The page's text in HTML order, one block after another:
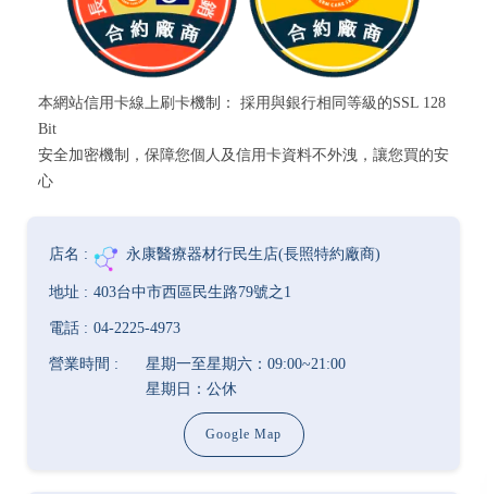
本網站信用卡線上刷卡機制： 採用與銀行相同等級的SSL 128
Bit
安全加密機制，保障您個人及信用卡資料不外洩，讓您買的安
心
永康醫療器材行民生店(長照特約廠商)
403台中市西區民生路79號之1
04-2225-4973
星期一至星期六：09:00~21:00
星期日：公休
Google Map